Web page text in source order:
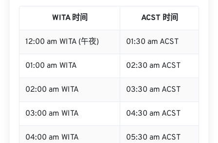
WITA 时间 ACST 时间
12:00 am WITA (午夜) 01:30 am ACST
01:00 am WITA 02:30 am ACST
02:00 am WITA 03:30 am ACST
03:00 am WITA 04:30 am ACST
04:00 am WITA 05:30 am ACST